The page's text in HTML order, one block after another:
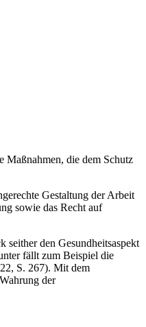
Maßnahmen, die dem Schutz
Gestaltung der Arbeit
sowie das Recht auf
seither den Gesundheitsaspekt
fällt zum Beispiel die
S. 267). Mit dem
der